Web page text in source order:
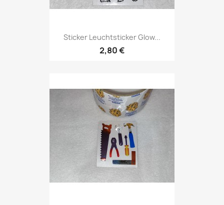
Sticker Leuchtsticker Glow...
2,80 €